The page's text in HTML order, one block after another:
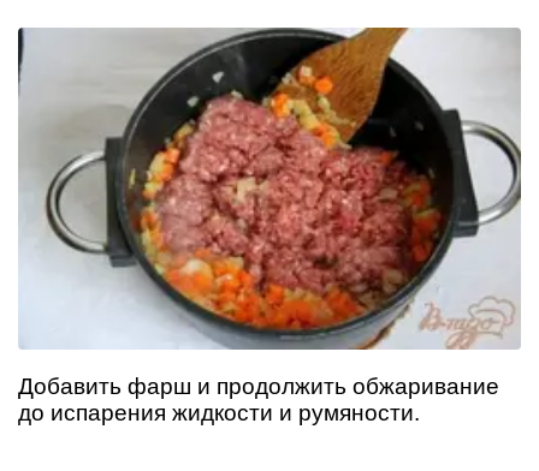
Добавить фарш и продолжить обжаривание
до испарения жидкости и румяности.